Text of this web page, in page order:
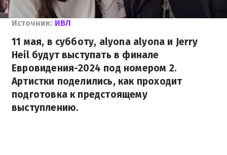
Источник: ИВЛ
11 мая, в субботу, alyona alyona и Jerry
Heil будут выступать в финале
Евровидения-2024 под номером 2.
Артистки поделились, как проходит
подготовка к предстоящему
выступлению.